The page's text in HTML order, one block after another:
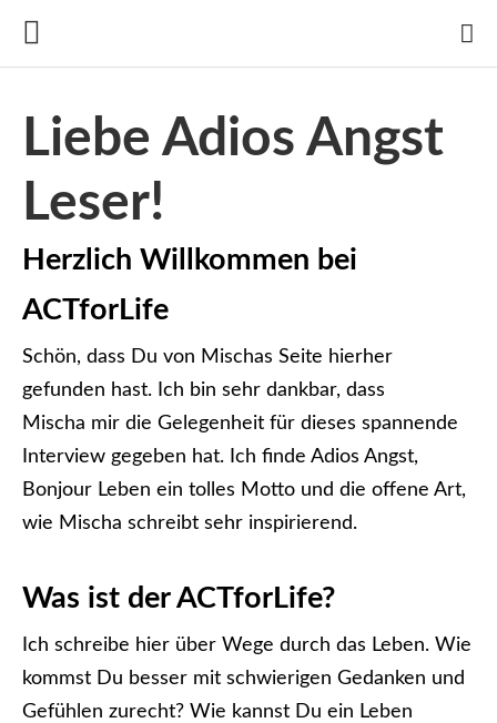
Liebe Adios Angst
Leser!
Herzlich Willkommen bei
ACTforLife
Schön, dass Du von Mischas Seite hierher
gefunden hast. Ich bin sehr dankbar, dass
Mischa mir die Gelegenheit für dieses spannende
Interview gegeben hat. Ich finde Adios Angst,
Bonjour Leben ein tolles Motto und die offene Art,
wie Mischa schreibt sehr inspirierend.
Was ist der ACTforLife?
Ich schreibe hier über Wege durch das Leben. Wie
kommst Du besser mit schwierigen Gedanken und
Gefühlen zurecht? Wie kannst Du ein Leben